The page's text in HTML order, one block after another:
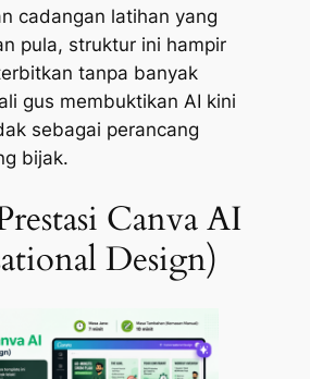
cadangan latihan yang
pula, struktur ini hampir
tanpa banyak
gus membuktikan AI kini
sebagai perancang
bijak.
Canva AI
Design)